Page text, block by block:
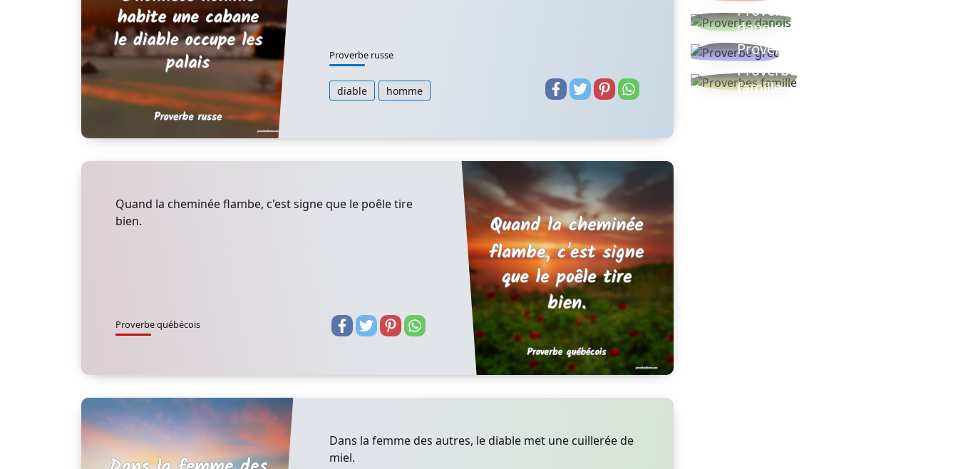
Proverbe russe
diable homme
Quand la cheminée flambe, c'est signe que le poêle tire
bien.
Proverbe québécois
Dans la femme des autres, le diable met une cuillerée de
miel.
Proverbe
danois
Proverbe grec
Proverbes
famille